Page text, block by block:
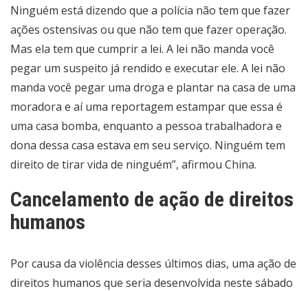
Ninguém está dizendo que a polícia não tem que fazer
ações ostensivas ou que não tem que fazer operação.
Mas ela tem que cumprir a lei. A lei não manda você
pegar um suspeito já rendido e executar ele. A lei não
manda você pegar uma droga e plantar na casa de uma
moradora e aí uma reportagem estampar que essa é
uma casa bomba, enquanto a pessoa trabalhadora e
dona dessa casa estava em seu serviço. Ninguém tem
direito de tirar vida de ninguém”, afirmou China.
Cancelamento de ação de direitos
humanos
Por causa da violência desses últimos dias, uma ação de
direitos humanos que seria desenvolvida neste sábado